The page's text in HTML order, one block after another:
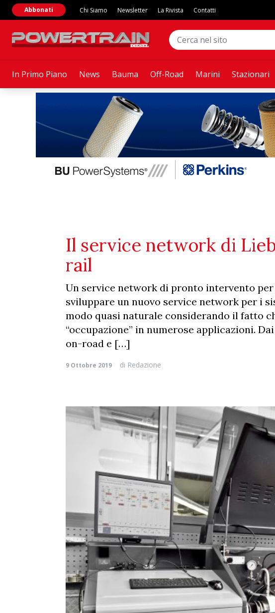
In Primo Piano News Bauma Off-Road Marini Stazionari
Abbonati Chi Siamo Newsletter La Rivista Contatti
Il service network di
rail
Un service network di pronto intervento
sviluppare un nuovo service network per i
modo quasi naturale considerando il fatto
“occupazione” in numerose applicazioni.
on-road e […]
9 Ottobre 2019 di Redazione